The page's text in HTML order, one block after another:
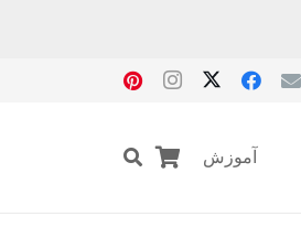
آموزش